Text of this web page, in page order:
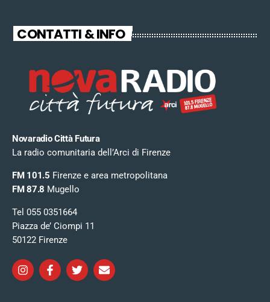
CONTATTI & INFO
Novaradio Città Futura
La radio comunitaria dell’Arci di Firenze
FM 101.5 Firenze e area metropolitana
FM 87.8 Mugello
Tel 055 0351664
Piazza de’ Ciompi 11
50122 Firenze